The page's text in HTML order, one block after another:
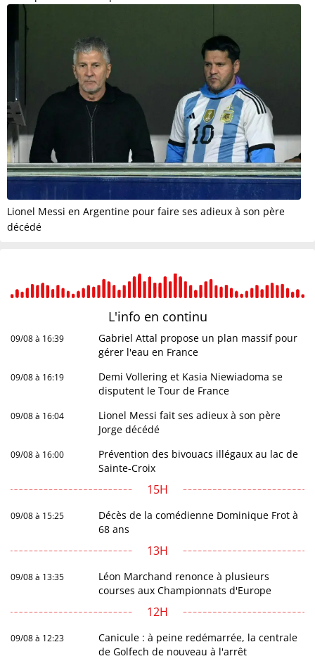
Lionel Messi en Argentine pour faire ses adieux à son père
décédé
L'info en continu
09/08 à 16:39
Gabriel Attal propose un plan massif pour
gérer l'eau en France
09/08 à 16:19
Demi Vollering et Kasia Niewiadoma se
disputent le Tour de France
09/08 à 16:04
Lionel Messi fait ses adieux à son père
Jorge décédé
09/08 à 16:00
Prévention des bivouacs illégaux au lac de
Sainte-Croix
15H
09/08 à 15:25
Décès de la comédienne Dominique Frot à
68 ans
13H
09/08 à 13:35
Léon Marchand renonce à plusieurs
courses aux Championnats d'Europe
12H
09/08 à 12:23
Canicule : à peine redémarrée, la centrale
de Golfech de nouveau à l'arrêt